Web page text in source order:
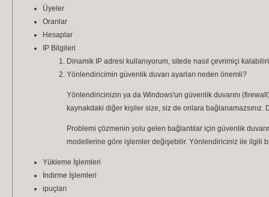
Üyeler
Oranlar
Hesaplar
IP Bilgileri
Dinamik IP adresi kullanıyorum, sitede nasıl çevrimiçi
Yönlendiricimin güvenlik duvarı ayarları neden önemli?
Yönlendiricinizin ya da Windows'un güvenlik duvarını
kaynakdaki diğer kişiler size, siz de onlara bağlanamazsınız.
Problemi çözmenin yolu gelen bağlantılar için güvenlik
modellerine göre işlemler değişebilir. Yönlendiriciniz ile ilgili
Yükleme İşlemleri
İndirme İşlemleri
ipuçları